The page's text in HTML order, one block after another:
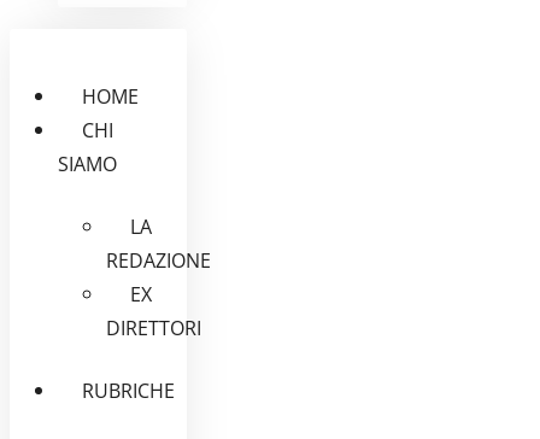
HOME
CHI
SIAMO
LA
REDAZIONE
EX
DIRETTORI
RUBRICHE